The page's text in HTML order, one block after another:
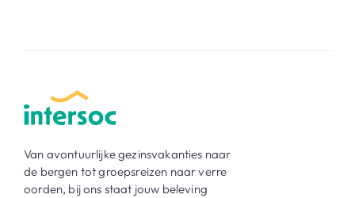
Van avontuurlijke gezinsvakanties naar
de bergen tot groepsreizen naar verre
oorden, bij ons staat jouw beleving